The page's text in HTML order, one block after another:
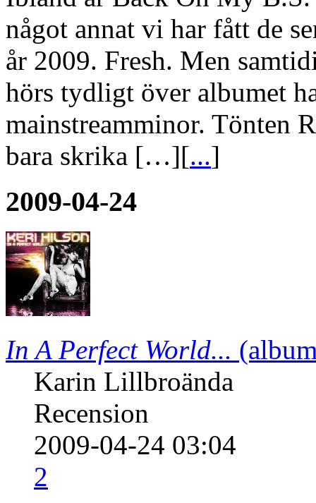
något annat vi har fått de
år 2009. Fresh. Men
hörs tydligt över albumet
mainstreamminor. Tönten
bara skrika […][...]
2009-04-24
In A Perfect World...
Karin Lillbroända
Recension
2009-04-24 03:04
2